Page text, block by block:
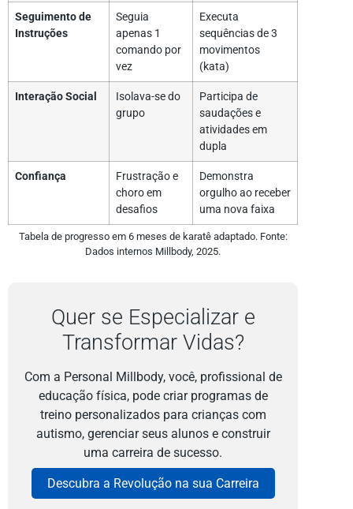
Tabela de progresso em 6 meses de karatê adaptado. Fonte:
Dados internos Millbody, 2025.
Seguimento de
Instruções
Seguia
apenas 1
comando por
vez
Executa
sequências de 3
movimentos
(kata)
Interação Social
Isolava-se do
grupo
Participa de
saudações e
atividades em
dupla
Confiança
Frustração e
choro em
desafios
Demonstra
orgulho ao receber
uma nova faixa
Quer se Especializar e
Transformar Vidas?
Com a Personal Millbody, você, profissional de
educação física, pode criar programas de
treino personalizados para crianças com
autismo, gerenciar seus alunos e construir
uma carreira de sucesso.
Descubra a Revolução na sua Carreira